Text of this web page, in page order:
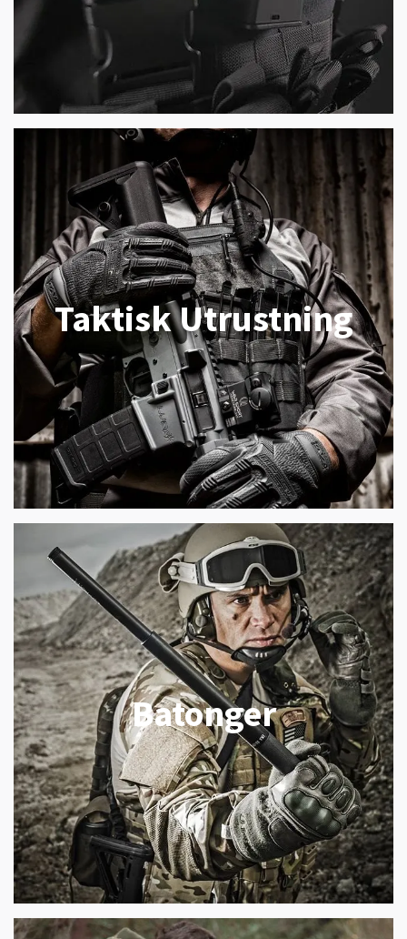
Taktisk Utrustning
Batonger